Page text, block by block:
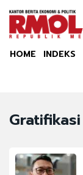
HOME INDEKS
Gratifikasi